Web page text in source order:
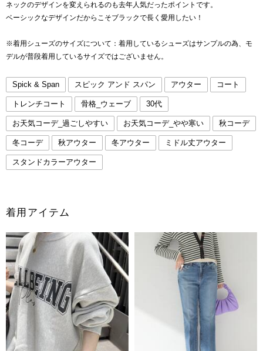
ネックのデザインを変えられるのも去年人気だったポイントです。
ベーシックなデザインだからこそブラックで長く愛用したい！
※着用シューズのサイズについて：着用しているシューズはサンプルの為、モ
デルが普段着用しているサイズではございません。
Spick & Span スピック アンド スパン アウター コート
トレンチコート 骨格_ウェーブ 30代
お天気コーデ_過ごしやすい お天気コーデ_やや寒い 秋コーデ
冬コーデ 秋アウター 冬アウター ミドル丈アウター
スタンドカラーアウター
着用アイテム